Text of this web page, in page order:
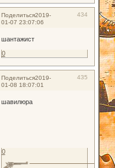
Поделиться 434
2019-
01-07 23:07:06
шантажист
0
Поделиться 435
2019-
01-08 18:07:01
шавилюра
0